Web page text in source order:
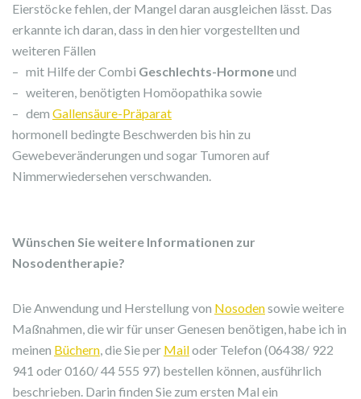
Eierstöcke fehlen, der Mangel daran ausgleichen lässt. Das
erkannte ich daran, dass in den hier vorgestellten und
weiteren Fällen
– mit Hilfe der Combi Geschlechts-Hormoneund
– weiteren, benötigten Homöopathika sowie
– dem Gallensäure-Präparat
hormonell bedingte Beschwerden bis hin zu
Gewebeveränderungen und sogar Tumoren auf
Nimmerwiedersehen verschwanden.
Wünschen Sie weitere Informationen zur
Nosodentherapie?
Die Anwendung und Herstellung von Nosodensowie weitere
Maßnahmen, die wir für unser Genesen benötigen, habe ich in
meinen Büchern, die Sie per Mailoder Telefon (06438/ 922
941 oder 0160/ 44 555 97) bestellen können, ausführlich
beschrieben. Darin finden Sie zum ersten Mal ein